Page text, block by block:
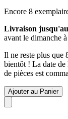
Encore 8
Livraison
avant le dimanche
Il ne reste plus que
bientôt ! La date
de pièces est
Ajouter au Panier